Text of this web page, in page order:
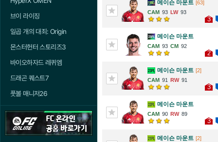
브이 라이징
일곱 개의 대죄: Origin
몬스터헌터 스토리즈3
바이오하자드 레퀴엠
드래곤 퀘스트7
풋볼 매니저26
메이슨 마운트 [63]
93
93
3
메이슨 마운트
93 92
2
메이슨 마운트 [2]
91
91
3
메이슨 마운트
90 89
3
메이슨 마운트 [2]